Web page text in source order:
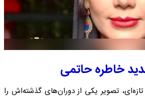
خاطره حاتمی
تصویر یکی از دوران‌های گذشته‌اش را